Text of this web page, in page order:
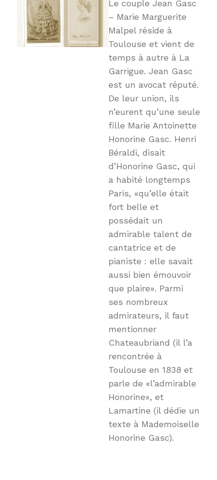
Le couple Jean Gasc
– Marie Marguerite
Malpel réside à
Toulouse et vient de
temps à autre à La
Garrigue. Jean Gasc
est un avocat réputé.
De leur union, ils
n’eurent qu’une seule
fille Marie Antoinette
Honorine Gasc. Henri
Béraldi, disait
d’Honorine Gasc, qui
a habité longtemps
Paris, «qu’elle était
fort belle et
possédait un
admirable talent de
cantatrice et de
pianiste : elle savait
aussi bien émouvoir
que plaire». Parmi
ses nombreux
admirateurs, il faut
mentionner
Chateaubriand (il l’a
rencontrée à
Toulouse en 1838 et
parle de «l’admirable
Honorine», et
Lamartine (il dédie un
texte à Mademoiselle
Honorine Gasc).